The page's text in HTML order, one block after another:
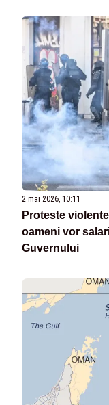
2 mai 2026, 10:11
Proteste
oameni vor
Guvernului